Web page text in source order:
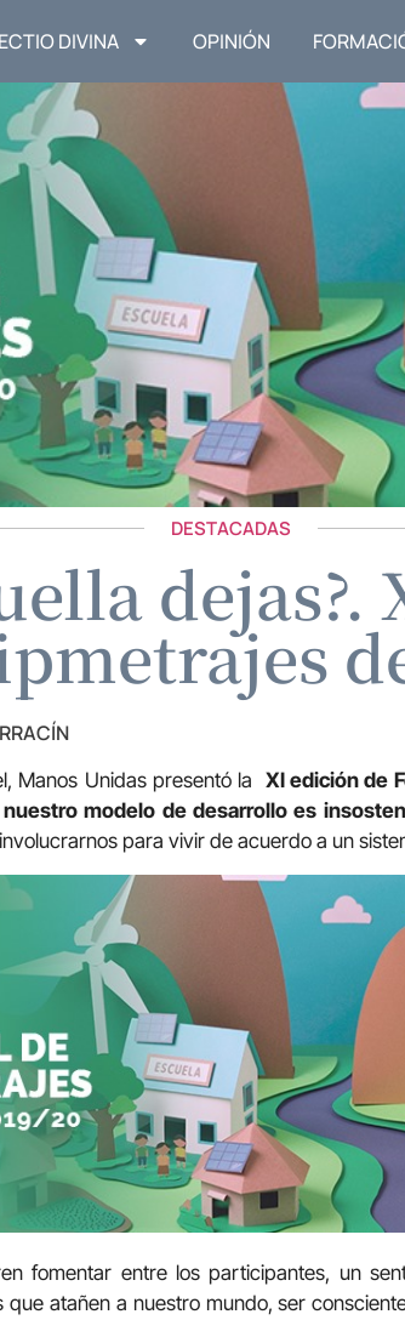
DIVINA OPINIÓN
DESTACADAS
Manos Unidas presentó la XI edición de
nuestro modelo de desarrollo es
para vivir de acuerdo a un
fomentar entre los participantes, un
que atañen a nuestro mundo, ser